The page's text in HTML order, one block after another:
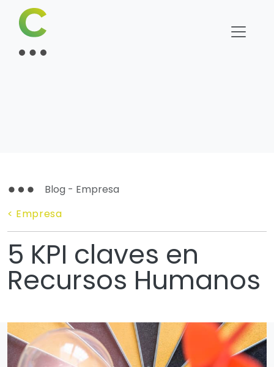
Blog - Empresa
< Empresa
5 KPI claves en
Recursos Humanos